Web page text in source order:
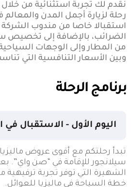
رحلة لزيارة أجمل المدن والمعالم
استقبالا خاصا من مندوب الشركة
الضرائب، بالإضافة إلى تخصيص
من المطار وإلى الوجهات
وبين الأسعار التنافسية التي
برنامج الرحلة
اليوم الأول - الاستقبال في
تبدأ رحلتكم مع أقوى عروض
سيلانجور للإقامة في “صن واي”.
الشهيرة التي توفر تجربة
خطة السياحة في ماليزيا للعوائل.